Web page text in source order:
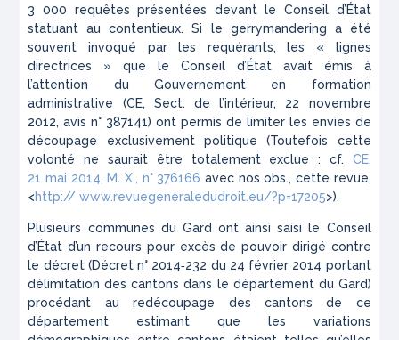
3 000 requêtes présentées devant le Conseil d’État
statuant au contentieux. Si le gerrymandering a été
souvent invoqué par les requérants, les « lignes
directrices » que le Conseil d’État avait émis à
l’attention du Gouvernement en formation
administrative (CE, Sect. de l’intérieur, 22 novembre
2012, avis n° 387141) ont permis de limiter les envies de
découpage exclusivement politique (Toutefois cette
volonté ne saurait être totalement exclue : cf. CE,
21 mai 2014, M. X., n° 376166 avec nos obs., cette revue,
<http:// www.revuegeneraledudroit.eu/?p=17205>).
Plusieurs communes du Gard ont ainsi saisi le Conseil
d’État d’un recours pour excès de pouvoir dirigé contre
le décret (Décret n° 2014‑232 du 24 février 2014 portant
délimitation des cantons dans le département du Gard)
procédant au redécoupage des cantons de ce
département estimant que les variations